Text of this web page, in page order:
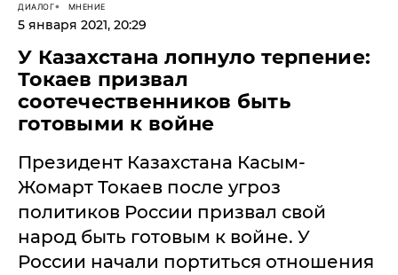
ДИАЛОГ МНЕНИЕ
5 января 2021, 20:29
​У Казахстана лопнуло терпение:
Токаев призвал
соотечественников быть
готовыми к войне
Президент Казахстана Касым-
Жомарт Токаев после угроз
политиков России призвал свой
народ быть готовым к войне. У
России начали портиться отношения